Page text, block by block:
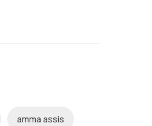
amma assis